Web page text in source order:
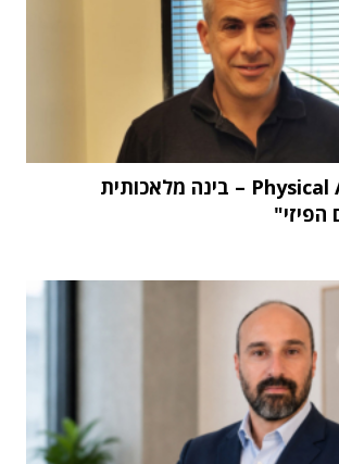
"העתיד הוא Physical AI – בינה מלאכותית